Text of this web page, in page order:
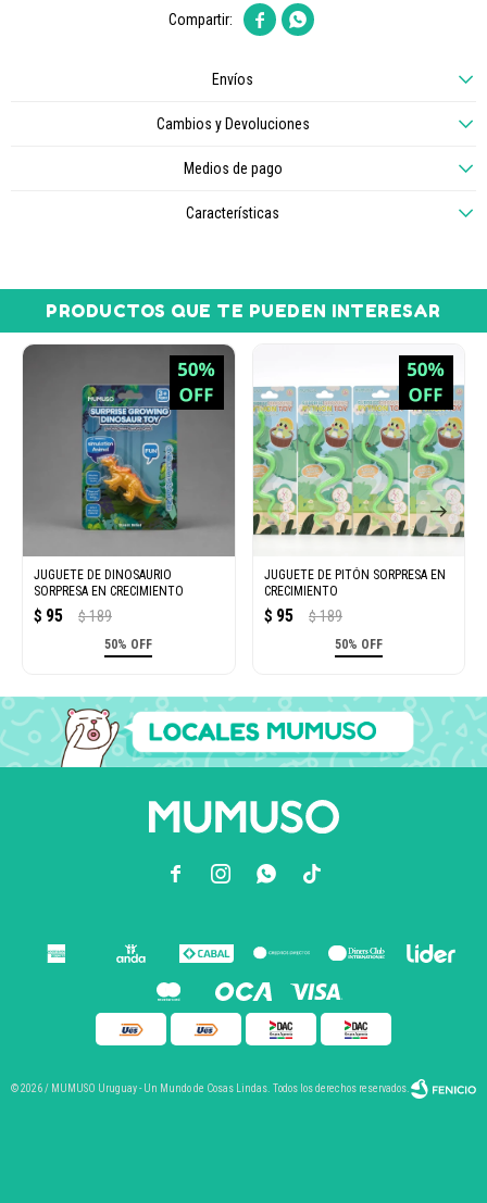
 
Envíos
Cambios y Devoluciones
Medios de pago
Características
PRODUCTOS QUE TE PUEDEN INTERESAR
JUGUETE DE DINOSAURIO
SORPRESA EN CRECIMIENTO
$ 95 $ 189
50% OFF
JUGUETE DE PITÓN SORPRESA EN
CRECIMIENTO
$ 95 $ 189
50% OFF
  
© 2026 / MUMUSO Uruguay - Un Mundo de Cosas Lindas. Todos los derechos reservados.